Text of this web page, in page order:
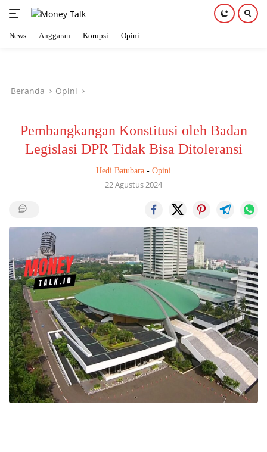
News Anggaran Korupsi Opini
Beranda Opini
Pembangkangan Konstitusi oleh Badan
Legislasi DPR Tidak Bisa Ditoleransi
Hedi Batubara - Opini
22 Agustus 2024